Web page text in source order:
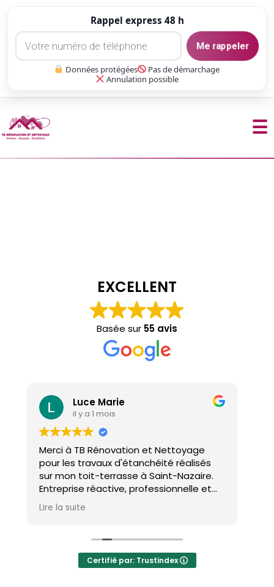
Rappel express 48 h
Me rappeler
Données protégées
Pas de démarchage
Annulation possible
☰
EXCELLENT
Basée sur 55 avis
Luce Marie
il y a 1 mois
Merci à TB Rénovation et Nettoyage
pour les travaux d'étanchéité réalisés
sur mon toit-terrasse à Saint-Nazaire.
Entreprise réactive, professionnelle et
agréable. Le travail a été réalisé avec
soin et dans les délais. Je recommande
Lire la suite
Certifié par: Trustindex